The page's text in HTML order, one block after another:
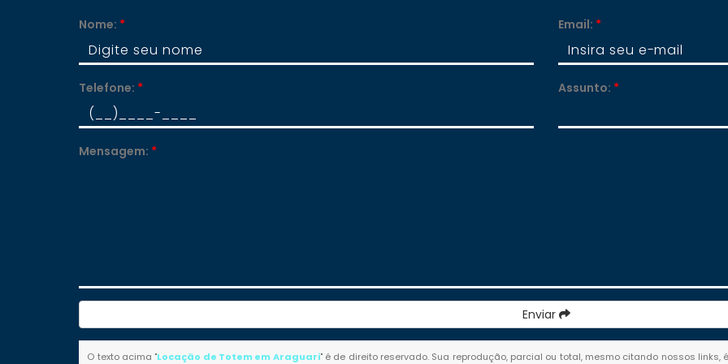
Nome: * Email: *
Telefone: * Assunto: *
Mensagem: *
Enviar
O texto acima "Locação de Totem em Araguari" é de direito reservado. Sua reprodução, parcial ou total, mesmo citando nossos